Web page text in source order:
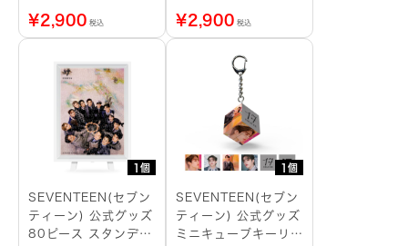
グ JEONGHAN
¥2,900 税込
グ JOSHUA
¥2,900 税込
1個
SEVENTEEN(セブン
ティーン) 公式グッズ
80ピース スタンディ
1個
SEVENTEEN(セブン
ティーン) 公式グッズ
ミニキューブキーリン